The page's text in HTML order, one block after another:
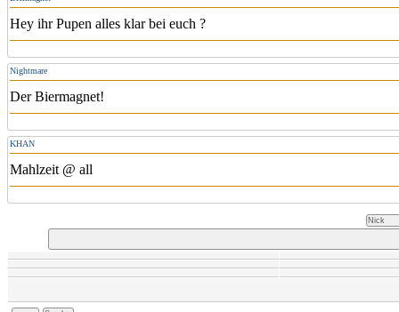
Hey ihr Pupen alles klar bei euch ?
Nightmare
Der Biermagnet!
KHAN
Mahlzeit @ all